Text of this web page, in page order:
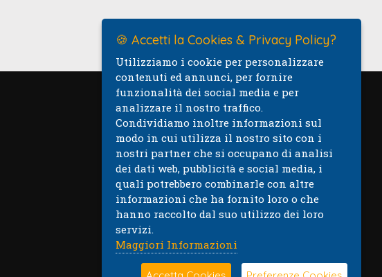
Mappa
🍪 Accetti la Cookies & Privacy Policy?
Utilizziamo i cookie per personalizzare
contenuti ed annunci, per fornire
funzionalità dei social media e per
analizzare il nostro traffico.
Condividiamo inoltre informazioni sul
modo in cui utilizza il nostro sito con i
nostri partner che si occupano di analisi
dei dati web, pubblicità e social media, i
quali potrebbero combinarle con altre
informazioni che ha fornito loro o che
hanno raccolto dal suo utilizzo dei loro
servizi.
Maggiori Informazioni